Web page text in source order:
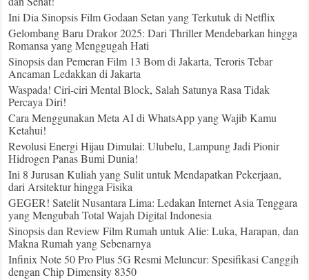
Ini Dia Sinopsis Film Godaan Setan yang Terkutuk di Netflix
Gelombang Baru Drakor 2025: Dari Thriller Mendebarkan hingga
Romansa yang Menggugah Hati
Sinopsis dan Pemeran Film 13 Bom di Jakarta, Teroris Tebar
Ancaman Ledakkan di Jakarta
Waspada! Ciri-ciri Mental Block, Salah Satunya Rasa Tidak
Percaya Diri!
Cara Menggunakan Meta AI di WhatsApp yang Wajib Kamu
Ketahui!
Revolusi Energi Hijau Dimulai: Ulubelu, Lampung Jadi Pionir
Hidrogen Panas Bumi Dunia!
Ini 8 Jurusan Kuliah yang Sulit untuk Mendapatkan Pekerjaan,
dari Arsitektur hingga Fisika
GEGER! Satelit Nusantara Lima: Ledakan Internet Asia Tenggara
yang Mengubah Total Wajah Digital Indonesia
Sinopsis dan Review Film Rumah untuk Alie: Luka, Harapan, dan
Makna Rumah yang Sebenarnya
Infinix Note 50 Pro Plus 5G Resmi Meluncur: Spesifikasi Canggih
dengan Chip Dimensity 8350